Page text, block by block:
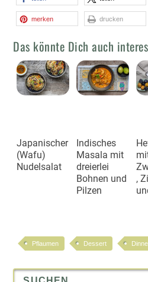
merken drucken
Das könnte Dich auch
Japanischer
(Wafu)
Nudelsalat
Indisches
Masala mit
dreierlei
Bohnen und
Pilzen
,
Pflaumen Dessert